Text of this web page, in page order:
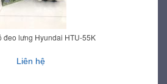
đeo lưng Hyundai HTU-55K
Liên hệ